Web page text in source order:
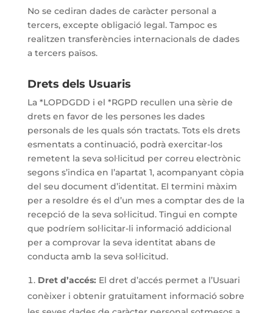
No se cediran dades de caràcter personal a
tercers, excepte obligació legal. Tampoc es
realitzen transferències internacionals de dades
a tercers països.
Drets dels Usuaris
La *LOPDGDD i el *RGPD recullen una sèrie de
drets en favor de les persones les dades
personals de les quals són tractats. Tots els drets
esmentats a continuació, podrà exercitar-los
remetent la seva sol·licitud per correu electrònic
segons s’indica en l’apartat 1, acompanyant còpia
del seu document d’identitat. El termini màxim
per a resoldre és el d’un mes a comptar des de la
recepció de la seva sol·licitud. Tingui en compte
que podríem sol·licitar-li informació addicional
per a comprovar la seva identitat abans de
conducta amb la seva sol·licitud.
Dret d’accés: El dret d’accés permet a l’Usuari
conèixer i obtenir gratuïtament informació sobre